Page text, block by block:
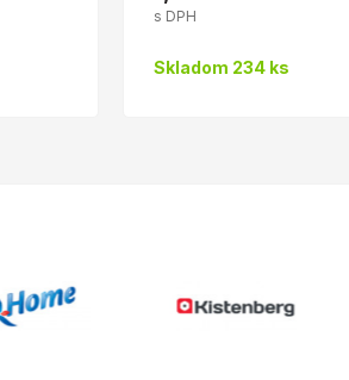
s DPH
Skladom 234 ks